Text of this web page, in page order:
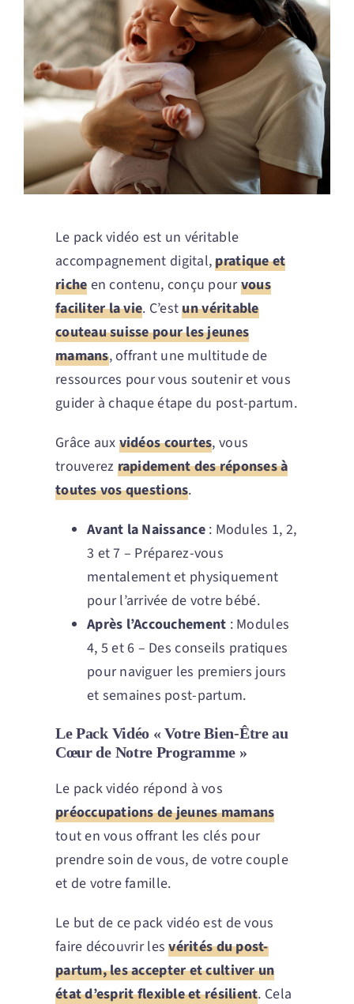
Le pack vidéo est un véritable
accompagnement digital,pratique et
riche en contenu, conçu pourvous
faciliter la vie. C’estun véritable
couteau suisse pour les jeunes
mamans, offrant une multitude de
ressources pour vous soutenir et vous
guider à chaque étape du post-partum.
Grâce aux vidéos courtes, vous
trouverez rapidement des réponses à
toutes vos questions.
Avant la Naissance: Modules 1, 2,
3 et 7 – Préparez-vous
mentalement et physiquement
pour l’arrivée de votre bébé.
Après l’Accouchement : Modules
4, 5 et 6 – Des conseils pratiques
pour naviguer les premiers jours
et semaines post-partum.
Le Pack Vidéo « Votre Bien-Être au
Cœur de Notre Programme »
Le pack vidéo répond à vos
préoccupations de jeunes mamans
tout en vous offrant les clés pour
prendre soin de vous, de votre couple
et de votre famille.
Le but de ce pack vidéo est de vous
faire découvrir lesvérités du post-
partum, les accepter et cultiver un
état d’esprit flexible et résilient. Cela